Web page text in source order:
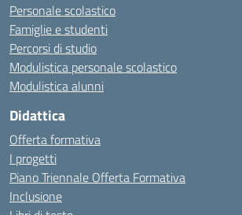
Personale scolastico
Famiglie e studenti
Percorsi di studio
Modulistica personale scolastico
Modulistica alunni
Didattica
Offerta formativa
I progetti
Piano Triennale Offerta Formativa
Inclusione